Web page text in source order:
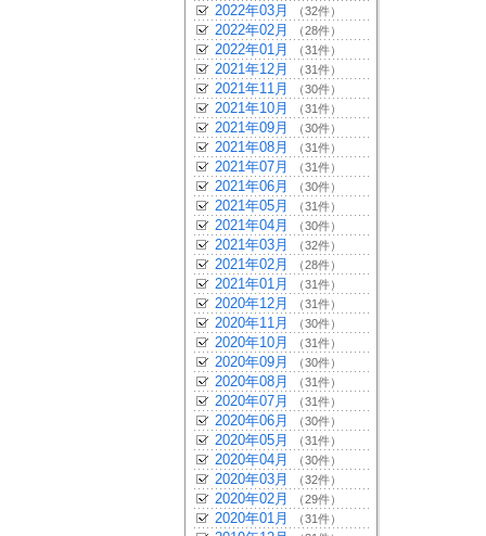
2022年03月 （32件）
2022年02月 （28件）
2022年01月 （31件）
2021年12月 （31件）
2021年11月 （30件）
2021年10月 （31件）
2021年09月 （30件）
2021年08月 （31件）
2021年07月 （31件）
2021年06月 （30件）
2021年05月 （31件）
2021年04月 （30件）
2021年03月 （32件）
2021年02月 （28件）
2021年01月 （31件）
2020年12月 （31件）
2020年11月 （30件）
2020年10月 （31件）
2020年09月 （30件）
2020年08月 （31件）
2020年07月 （31件）
2020年06月 （30件）
2020年05月 （31件）
2020年04月 （30件）
2020年03月 （32件）
2020年02月 （29件）
2020年01月 （31件）